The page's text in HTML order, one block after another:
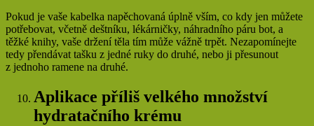
Pokud je vaše kabelka napěchovaná úplně vším, co kdy jen můžete
potřebovat, včetně deštníku, lékárničky, náhradního páru bot, a
těžké knihy, vaše držení těla tím může vážně trpět. Nezapomínejte
tedy přendávat tašku z jedné ruky do druhé, nebo ji přesunout
z jednoho ramene na druhé.
Aplikace příliš velkého množství
hydratačního krému